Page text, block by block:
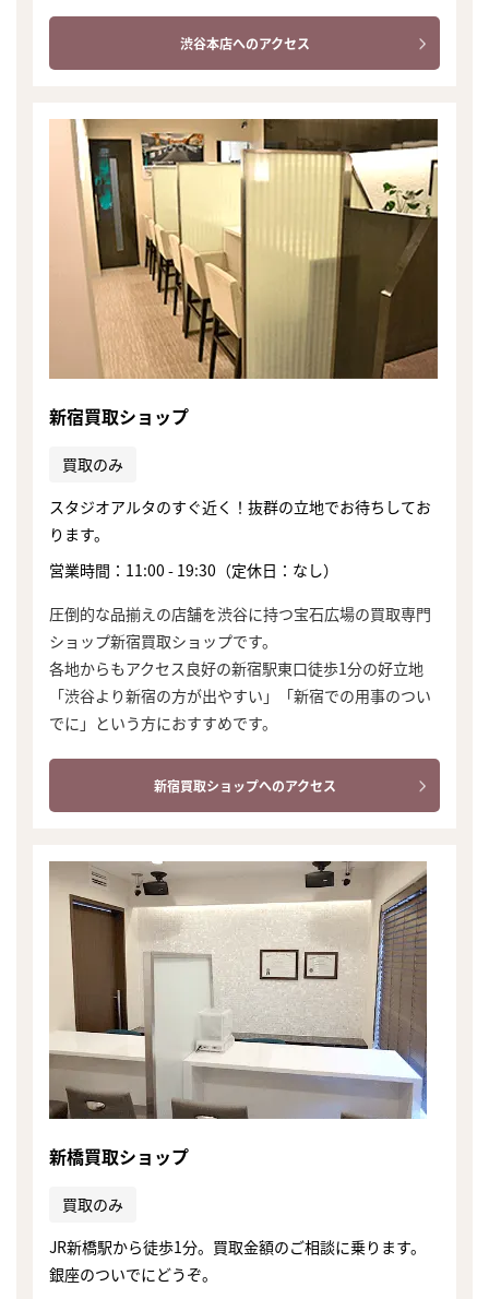
渋谷本店へのアクセス
新宿買取ショップ
買取のみ
スタジオアルタのすぐ近く！抜群の立地でお待ちしてお
ります。
営業時間：11:00 - 19:30（定休日：なし）
圧倒的な品揃えの店舗を渋谷に持つ宝石広場の買取専門
ショップ新宿買取ショップです。
各地からもアクセス良好の新宿駅東口徒歩1分の好立地
「渋谷より新宿の方が出やすい」「新宿での用事のつい
でに」という方におすすめです。
新宿買取ショップへのアクセス
新橋買取ショップ
買取のみ
JR新橋駅から徒歩1分。買取金額のご相談に乗ります。
銀座のついでにどうぞ。
まずは
かんたん30秒でお試し査定